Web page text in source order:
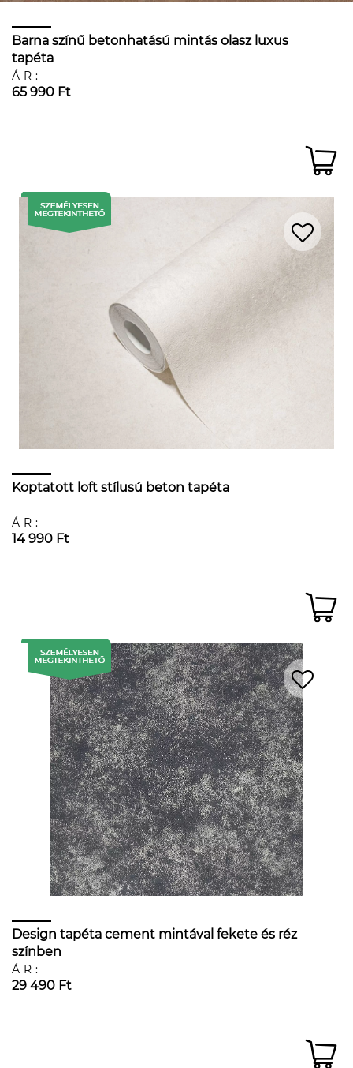
Barna színű betonhatású mintás olasz luxus
tapéta
ÁR:
65 990 Ft
Koptatott loft stílusú beton tapéta
ÁR:
14 990 Ft
Design tapéta cement mintával fekete és réz
színben
ÁR:
29 490 Ft